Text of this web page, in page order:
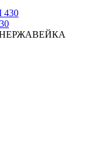
НЕРЖАВЕЙКА